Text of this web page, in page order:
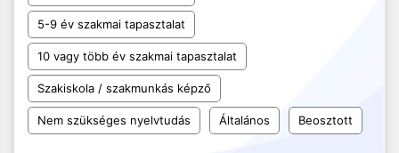
5-9 év szakmai tapasztalat
10 vagy több év szakmai tapasztalat
Szakiskola / szakmunkás képző
Nem szükséges nyelvtudás Általános Beosztott